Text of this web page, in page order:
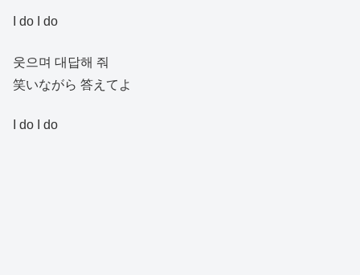
I do I do
웃으며 대답해 줘
笑いながら 答えてよ
I do I do